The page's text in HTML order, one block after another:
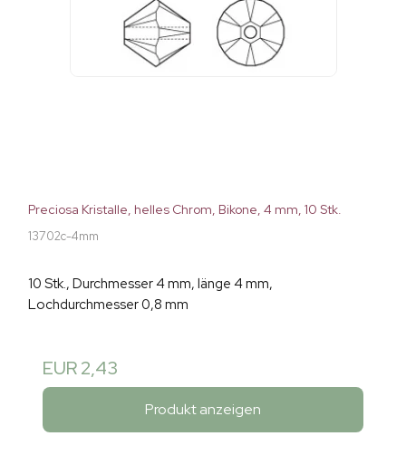
Preciosa Kristalle, helles Chrom, Bikone, 4 mm, 10 Stk.
13702c-4mm
10 Stk., Durchmesser 4 mm, länge 4 mm,
Lochdurchmesser 0,8 mm
EUR 2,43
Produkt anzeigen